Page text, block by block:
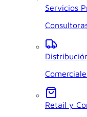
Servicios
Retail y